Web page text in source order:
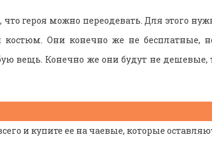
героя можно переодевать. Для этого
Они конечно же не бесплатные,
вещь. Конечно же они будут не дешевые,
и купите ее на чаевые, которые